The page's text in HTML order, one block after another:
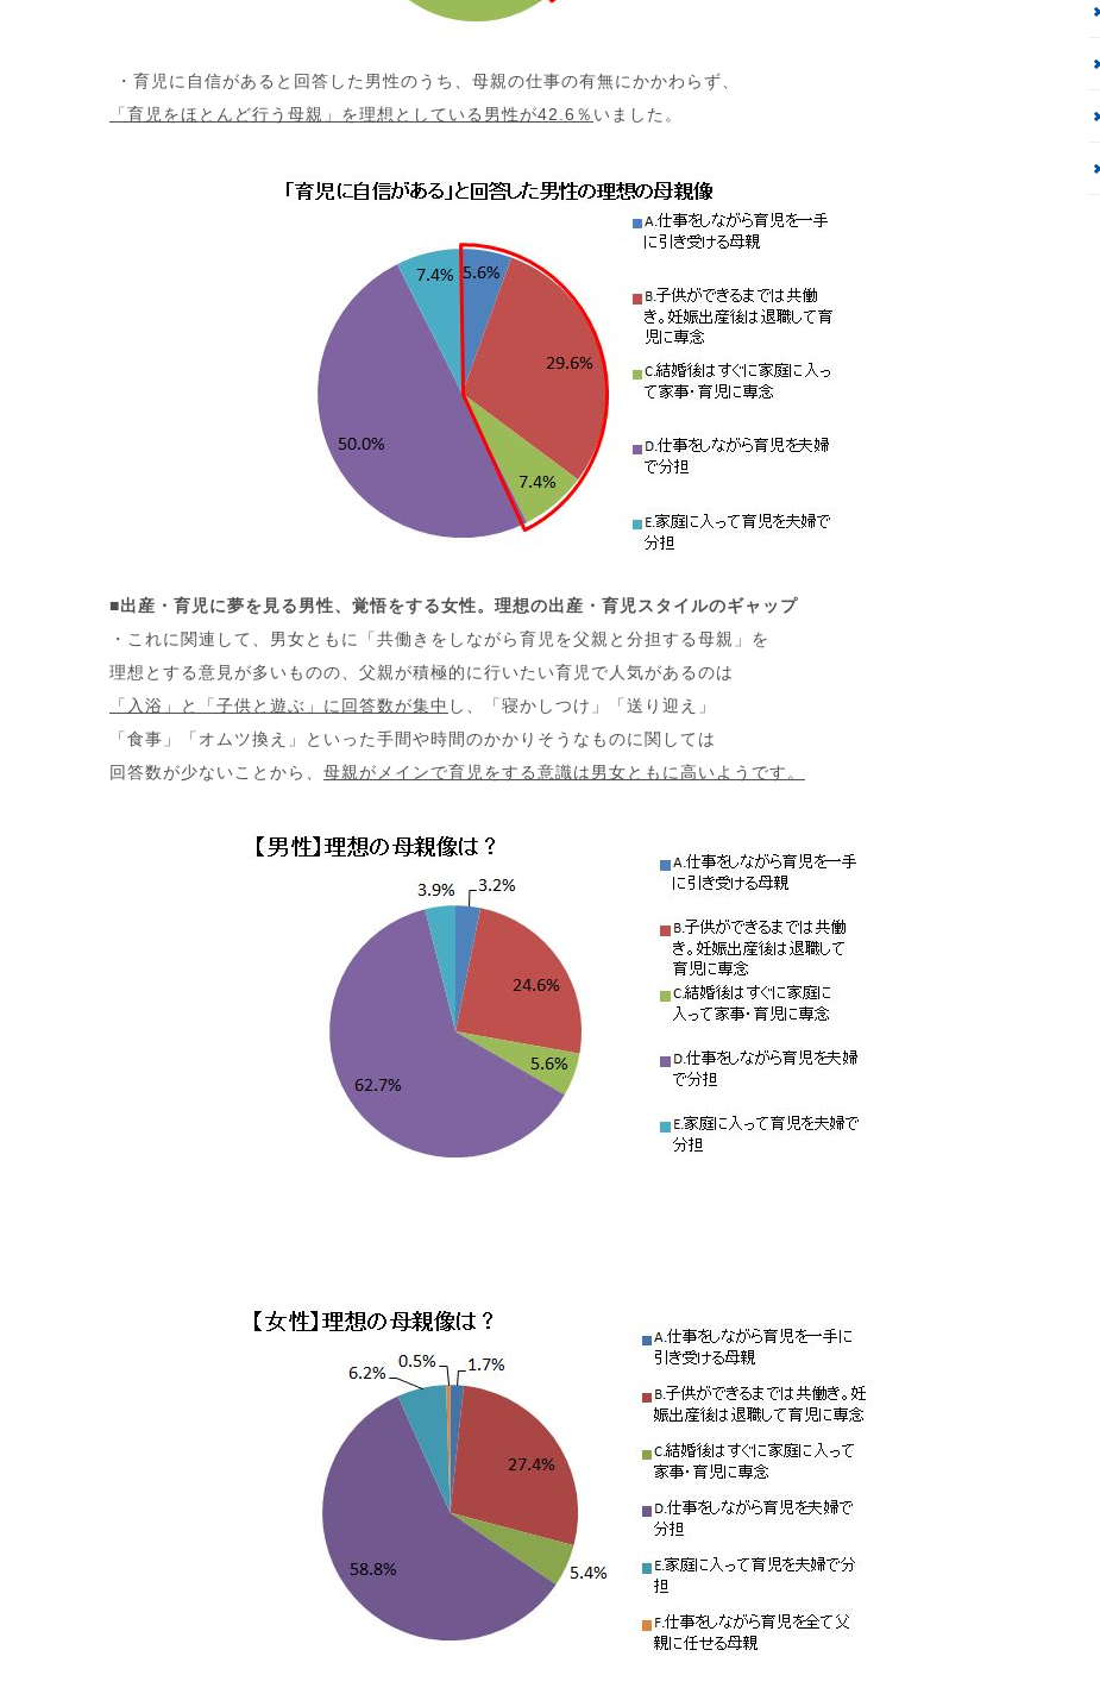
・育児に自信があると回答した男性のうち、母親の仕事の有無にかかわらず、
「育児をほとんど行う母親」を理想としている男性が42.6％ いました。
■出産・育児に夢を見る男性、覚悟をする女性。理想の出産・育児スタイルのギャップ
・これに関連して、男女ともに「共働きをしながら育児を父親と分担する母親」を
理想とする意見が多いものの、父親が積極的に行いたい育児で人気があるのは
「入浴」と「子供と遊ぶ」に回答数が集中 し、「寝かしつけ」「送り迎え」
「食事」「オムツ換え」といった手間や時間のかかりそうなものに関しては
回答数が少ないことから、 母親がメインで育児をする意識は男女ともに高いようです。